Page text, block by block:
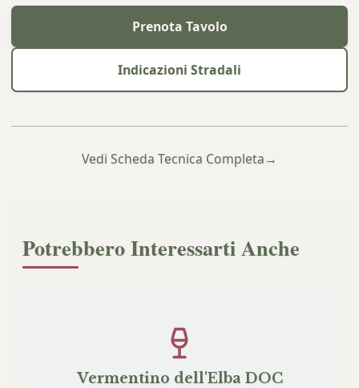
Prenota Tavolo
Indicazioni Stradali
Vedi Scheda Tecnica Completa→
Potrebbero Interessarti Anche
Vermentino dell'Elba DOC